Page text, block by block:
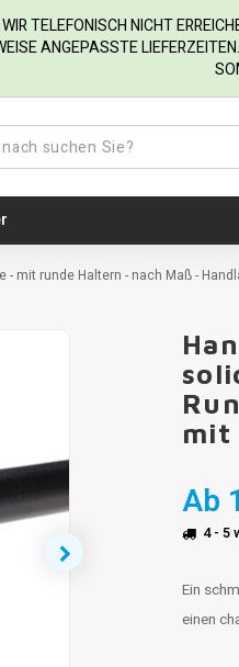
TELEFONISCH NICHT
ANGEPASSTE
- mit runde Haltern - nach Maß -
mit
Ab
4 - 5
Ein
einen